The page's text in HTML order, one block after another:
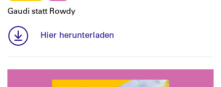
Gaudi statt Rowdy
Hier herunterladen